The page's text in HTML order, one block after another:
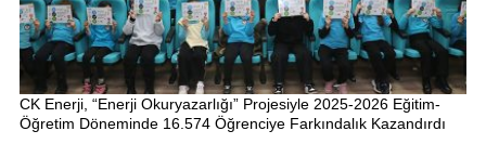
CK Enerji, “Enerji Okuryazarlığı” Projesiyle 2025-2026 Eğitim-
Öğretim Döneminde 16.574 Öğrenciye Farkındalık Kazandırdı